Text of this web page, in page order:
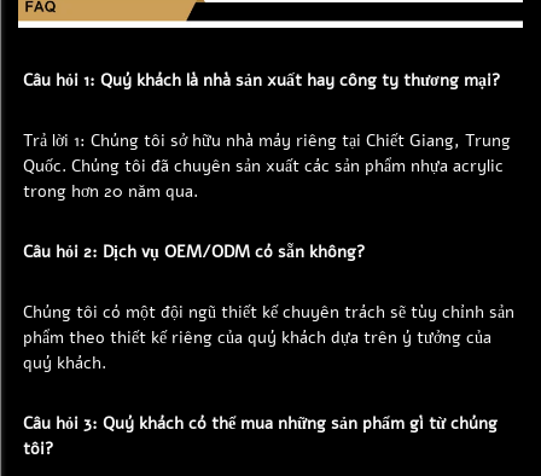
Câu hỏi 1: Quý khách là nhà sản xuất hay công ty thương mại?
Trả lời 1: Chúng tôi sở hữu nhà máy riêng tại Chiết Giang, Trung
Quốc. Chúng tôi đã chuyên sản xuất các sản phẩm nhựa acrylic
trong hơn 20 năm qua.
Câu hỏi 2: Dịch vụ OEM/ODM có sẵn không?
Chúng tôi có một đội ngũ thiết kế chuyên trách sẽ tùy chỉnh sản
phẩm theo thiết kế riêng của quý khách dựa trên ý tưởng của
quý khách.
Câu hỏi 3: Quý khách có thể mua những sản phẩm gì từ chúng
tôi?